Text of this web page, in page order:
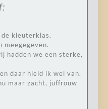
kleuterklas.
meegegeven.
hadden we een sterke,
daar hield ik wel van.
maar zacht, juffrouw